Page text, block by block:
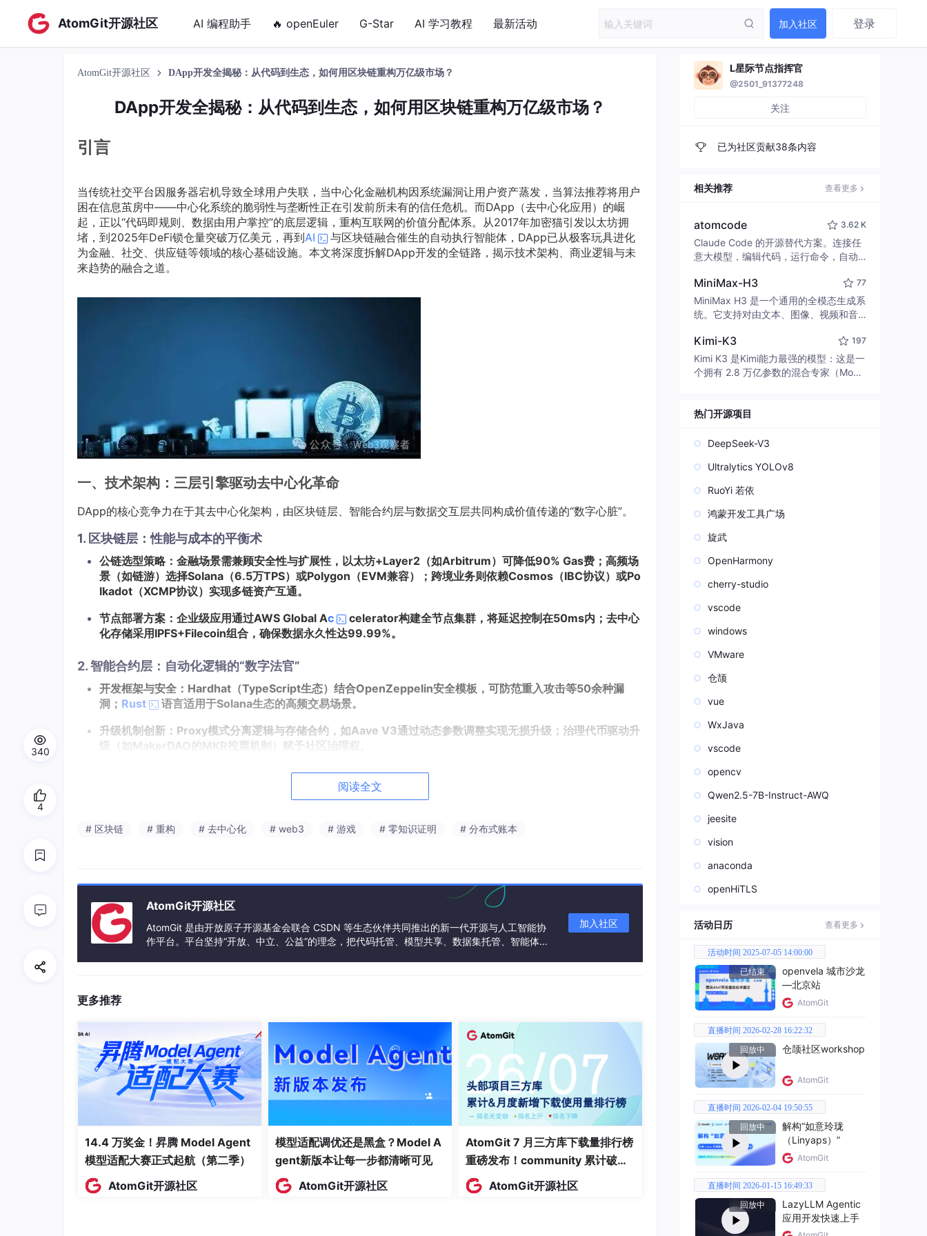
AtomGit开源社区 AI 编程助手 🔥 openEuler G-Star AI 学习教程 最新活动 加入社区 登录
AtomGit开源社区 DApp开发全揭秘：从代码到生态，如何用区块链重构万亿级市场？
DApp开发全揭秘：从代码到生态，如何用区块链重构万亿级市场？
引言
当传统社交平台因服务器宕机导致全球用户失联，当中心化金融机构因系统漏洞让用户资产蒸发，当算法推荐将用户
困在信息茧房中——中心化系统的脆弱性与垄断性正在引发前所未有的信任危机。而DApp（去中心化应用）的崛
起，正以“代码即规则、数据由用户掌控”的底层逻辑，重构互联网的价值分配体系。从2017年加密猫引发以太坊拥
堵，到2025年DeFi锁仓量突破万亿美元，再到AI
与区块链融合催生的自动执行智能体，DApp已从极客玩具进化
为金融、社交、供应链等领域的核心基础设施。本文将深度拆解DApp开发的全链路，揭示技术架构、商业逻辑与未
来趋势的融合之道。
一、技术架构：三层引擎驱动去中心化革命
DApp的核心竞争力在于其去中心化架构，由区块链层、智能合约层与数据交互层共同构成价值传递的“数字心脏”。
1. 区块链层：性能与成本的平衡术
公链选型策略：金融场景需兼顾安全性与扩展性，以太坊+Layer2（如Arbitrum）可降低90% Gas费；高频场
景（如链游）选择Solana（6.5万TPS）或Polygon（EVM兼容）；跨境业务则依赖Cosmos（IBC协议）或Po
lkadot（XCMP协议）实现多链资产互通。
节点部署方案：企业级应用通过AWS Global Ac
celerator构建全节点集群，将延迟控制在50ms内；去中心
化存储采用IPFS+Filecoin组合，确保数据永久性达99.99%。
2. 智能合约层：自动化逻辑的“数字法官”
开发框架与安全：Hardhat（TypeScript生态）结合OpenZeppelin安全模板，可防范重入攻击等50余种漏
洞； Rust
语言适用于Solana生态的高频交易场景。
升级机制创新：Proxy模式分离逻辑与存储合约，如Aave V3通过动态参数调整实现无损升级；治理代币驱动升
级（如MakerDAO的MKR投票机制）赋予社区治理权。
安全审计体系：Slither静态分析与MythX动态检测将漏洞发现率提升至95%，CertiK形式化验证可检测出人工
链下计算突破：Offchain Labs的zkSync零知识证明方案，将验证时间压缩至秒级，同时保障数据隐私。
二、开发流程：五阶段攻坚打造可持续生态
DApp的开发需遵循“从商业闭环反推技术架构”的原则，通过五阶段攻坚实现从MVP到生产环境的跨越。
用户旅程映射：使用Miro绘制用户旅程地图，标识15个以上关键触点（如钱包连接、交易确认、资产查询）。
通证模型验证：通过Monte Carlo模拟验证代币分配合理性，避免通胀失控。例如，StepN通过双代币模型（治
理代币+实用代币）平衡长期激励与短期流动性。
阶段2：智能合约开发与形式化验证
代码规范：遵循ERC-20/721标准，审计通过率提升40%；采用SafeMath库防止整数溢出。
安全测试：覆盖静态分析（Slither）、动态模拟（MythX）与形式化验证（CertiK），确保合约无漏洞。
阶段3：前端工程化与跨链集成
钱包适配：MetaMask嵌入式钱包提升35%转化率，WalletConnect支持多端同步覆盖90%移动用户。
阅读全文
# 区块链 # 重构 # 去中心化 # web3 # 游戏 # 零知识证明 # 分布式账本
AtomGit开源社区
AtomGit 是由开放原子开源基金会联合 CSDN 等生态伙伴共同推出的新一代开源与人工智能协
作平台。平台坚持“开放、中立、公益”的理念，把代码托管、模型共享、数据集托管、智能体开
加入社区
更多推荐
14.4 万奖金！昇腾 Model Agent
模型适配大赛正式起航（第二季）
AtomGit开源社区
模型适配调优还是黑盒？Model A
gent新版本让每一步都清晰可见
AtomGit开源社区
AtomGit 7 月三方库下载量排行榜
重磅发布！community 累计破百
万断层领跑，Chromium 组件全
面霸榜
AtomGit开源社区
340
4
L星际节点指挥官
@2501_91377248
关注
已为社区贡献38条内容
相关推荐 查看更多
atomcode 3.62 K
Claude Code 的开源替代方案。连接任
意大模型，编辑代码，运行命令，自动
致性能。 ｜ An open-source alternativ
e to Claude Code. Connect any LLM,
edit code, run commands, and verify
MiniMax-H3 77
MiniMax H3 是一个通用的全模态生成系
统。它支持对由文本、图像、视频和音
并能生成分辨率高达 2K、时长可达 15
秒的带原生立体声音频的视频。得益于
面向任务泛化的系统设计，H3 在预训练
模态指令。
Kimi-K3 197
Kimi K3 是Kimi能力最强的模型：这是一
个拥有 2.8 万亿参数的混合专家（Mo
热门开源项目
DeepSeek-V3
Ultralytics YOLOv8
RuoYi 若依
鸿蒙开发工具广场
旋武
OpenHarmony
cherry-studio
vscode
windows
VMware
仓颉
vue
WxJava
vscode
opencv
Qwen2.5-7B-Instruct-AWQ
jeesite
vision
anaconda
openHiTLS
活动日历 查看更多
活动时间 2025-07-05 14:00:00
已结束
openvela 城市沙龙
—北京站
AtomGit
直播时间 2026-02-28 16:22:32
回放中
仓颉社区workshop
AtomGit
直播时间 2026-02-04 19:50:55
回放中
解构“如意玲珑
（Linyaps）”
AtomGit
直播时间 2026-01-15 16:49:33
回放中
LazyLLM Agentic
应用开发快速上手